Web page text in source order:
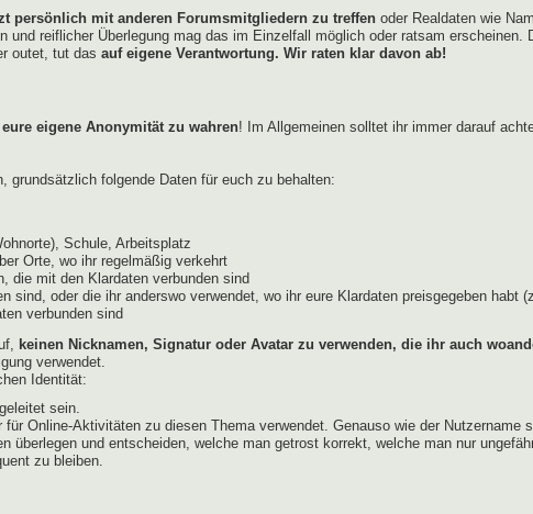
persönlich mit anderen Forumsmitgliedern zu treffen oder Realdaten wie
und reiflicher Überlegung mag das im Einzelfall möglich oder ratsam
outet, tut das auf eigene Verantwortung. Wir raten klar davon ab!
eure eigene Anonymität zu wahren! Im Allgemeinen solltet ihr immer darauf
grundsätzlich folgende Daten für euch zu behalten:
Schule, Arbeitsplatz
Orte, wo ihr regelmäßig verkehrt
die mit den Klardaten verbunden sind
sind, oder die ihr anderswo verwendet, wo ihr eure Klardaten preisgegeben habt
verbunden sind
keinen Nicknamen, Signatur oder Avatar zu verwenden, die ihr auch
verwendet.
Identität:
sein.
für Online-Aktivitäten zu diesen Thema verwendet. Genauso wie der
überlegen und entscheiden, welche man getrost korrekt, welche man nur
zu bleiben.